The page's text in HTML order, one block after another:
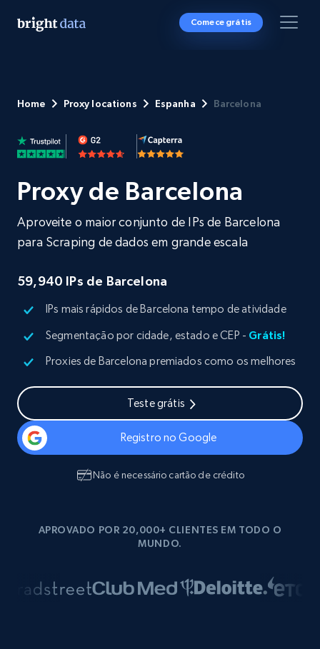
Comece grátis
Home Proxy locations Espanha Barcelona
Proxy de Barcelona
Aproveite o maior conjunto de IPs de Barcelona
para Scraping de dados em grande escala
59,940 IPs de Barcelona
IPs mais rápidos de Barcelona tempo de atividade
Segmentação por cidade, estado e CEP - Grátis!
Proxies de Barcelona premiados como os melhores
Teste grátis
Registro no Google
Não é necessário cartão de crédito
APROVADO POR 20,000+ CLIENTES EM TODO O
MUNDO.